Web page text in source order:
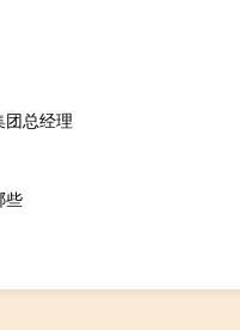
总经理
些